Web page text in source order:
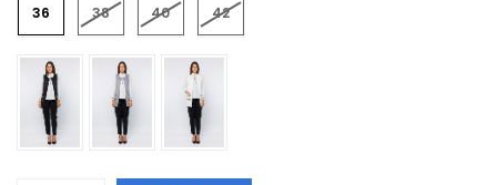
36 38 40 42